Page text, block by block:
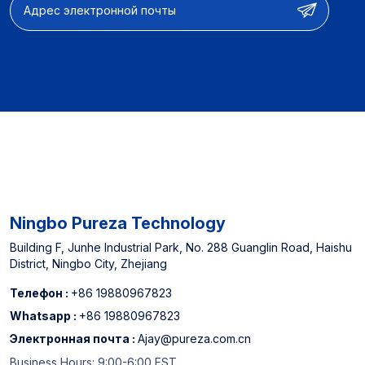
объема заказа】12-15
дней 【Полные
производителя】
Назначенный поставщик
североамериканских
и китайского топ -3
-водного фильтра.
Ningbo Pureza Technology
Building F, Junhe Industrial Park, No. 288 Guanglin Road, Haishu
District, Ningbo City, Zhejiang
Телефон : +86 19880967823
Whatsapp : +86 19880967823
Электронная почта : Ajay@pureza.com.cn